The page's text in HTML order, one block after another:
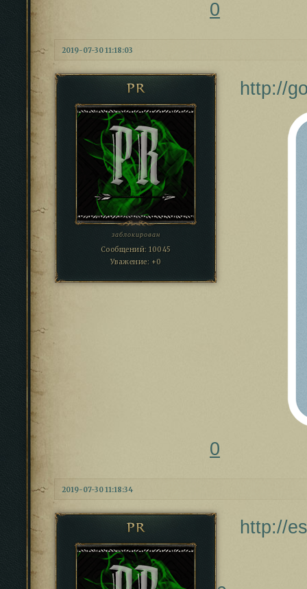
0
2019-07-30 11:18:03
PR
заблокирован
Сообщений: 10045
Уважение: +0
http://
0
2019-07-30 11:18:34
PR http://